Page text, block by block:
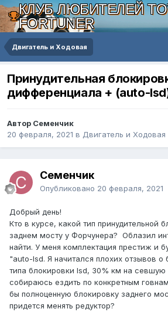
КЛУБ ЛЮБИТЕЛЕЙ
FORTUNER
Двигатель и Ходовая
Принудительная
дифференциала + (auto-
Автор Семенчик
20 февраля, 2021 в Двигатель и Ходовая
Семенчик
Опубликовано 20 февраля, 2021
Добрый день!
Кто в курсе, какой тип принудительной
заднем мосту у Форчунера? Облазил
найти. У меня комплектация престиж и
"auto-lsd. Я начитался плохих отзывов о
типа блокировки lsd, 30% км на севшую
собираюсь ездить по конкретным
бы полноценную блокировку заднего
придется менять редуктор?